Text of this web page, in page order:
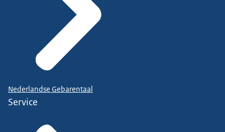
Nederlandse Gebarentaal
Service